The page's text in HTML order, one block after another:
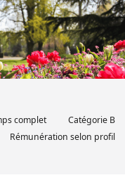
complet CatégorieB
Rémunération selon profil